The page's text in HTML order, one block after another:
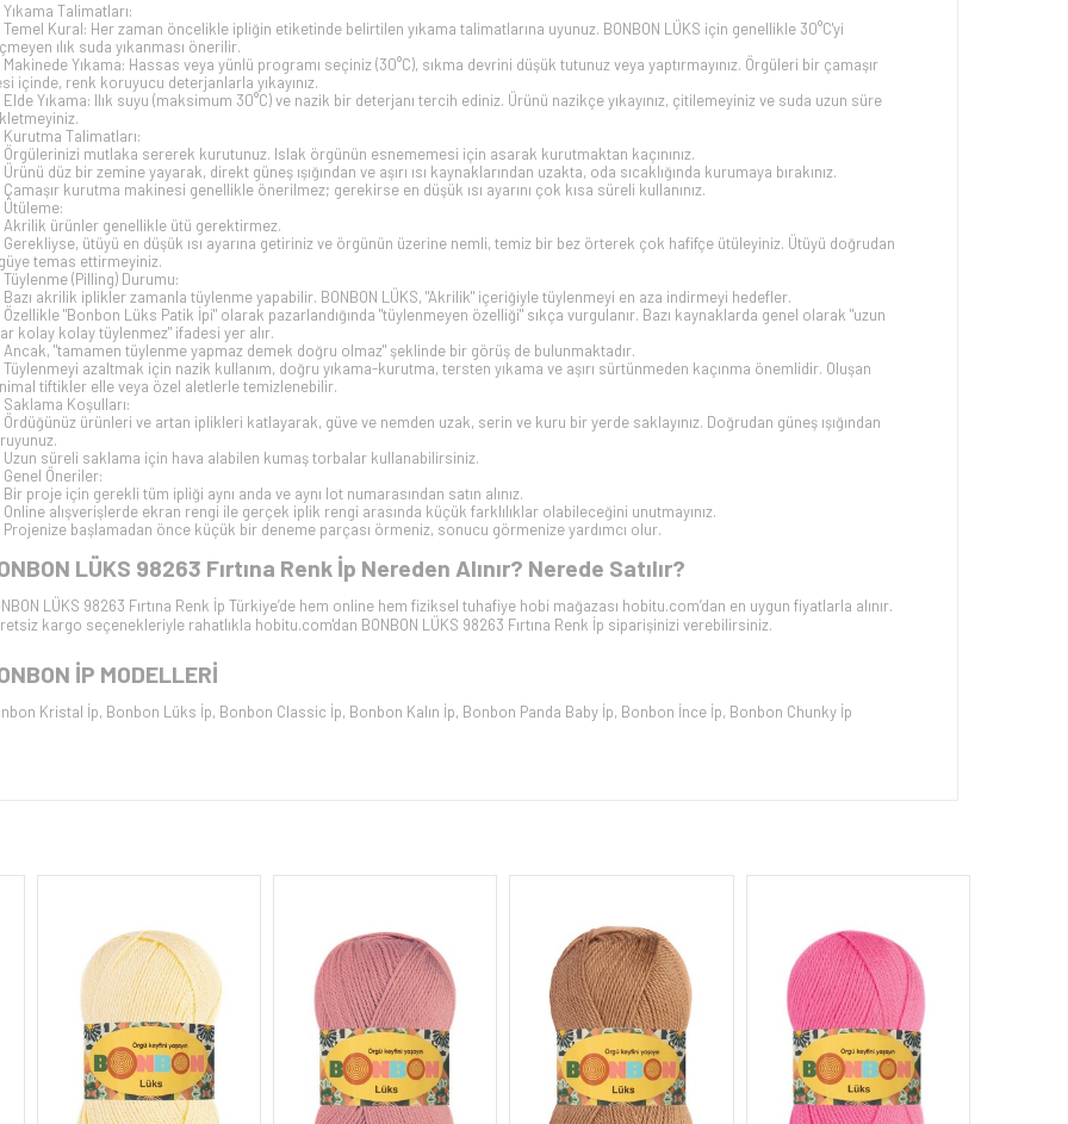
Yıkama Talimatları:
Temel Kural: Her zaman öncelikle ipliğin etiketinde belirtilen yıkama talimatlarına uyunuz. BONBON LÜKS için genellikle 30°C'yi
ılık suda yıkanması önerilir.
Makinede Yıkama: Hassas veya yünlü programı seçiniz (30°C), sıkma devrini düşük tutunuz veya yaptırmayınız. Örgüleri bir çamaşır
içinde, renk koruyucu deterjanlarla yıkayınız.
Elde Yıkama: Ilık suyu (maksimum 30°C) ve nazik bir deterjanı tercih ediniz. Ürünü nazikçe yıkayınız, çitilemeyiniz ve suda uzun süre
Kurutma Talimatları:
Örgülerinizi mutlaka sererek kurutunuz. Islak örgünün esnememesi için asarak kurutmaktan kaçınınız.
Ürünü düz bir zemine yayarak, direkt güneş ışığından ve aşırı ısı kaynaklarından uzakta, oda sıcaklığında kurumaya bırakınız.
Çamaşır kurutma makinesi genellikle önerilmez; gerekirse en düşük ısı ayarını çok kısa süreli kullanınız.
Ütüleme:
Akrilik ürünler genellikle ütü gerektirmez.
Gerekliyse, ütüyü en düşük ısı ayarına getiriniz ve örgünün üzerine nemli, temiz bir bez örterek çok hafifçe ütüleyiniz. Ütüyü doğrudan
temas ettirmeyiniz.
Tüylenme (Pilling) Durumu:
Bazı akrilik iplikler zamanla tüylenme yapabilir. BONBON LÜKS, "Akrilik" içeriğiyle tüylenmeyi en aza indirmeyi hedefler.
Özellikle "Bonbon Lüks Patik İpi" olarak pazarlandığında "tüylenmeyen özelliği" sıkça vurgulanır. Bazı kaynaklarda genel olarak "uzun
kolay kolay tüylenmez" ifadesi yer alır.
Ancak, "tamamen tüylenme yapmaz demek doğru olmaz" şeklinde bir görüş de bulunmaktadır.
Tüylenmeyi azaltmak için nazik kullanım, doğru yıkama-kurutma, tersten yıkama ve aşırı sürtünmeden kaçınma önemlidir. Oluşan
tiftikler elle veya özel aletlerle temizlenebilir.
Saklama Koşulları:
Ördüğünüz ürünleri ve artan iplikleri katlayarak, güve ve nemden uzak, serin ve kuru bir yerde saklayınız. Doğrudan güneş ışığından
Uzun süreli saklama için hava alabilen kumaş torbalar kullanabilirsiniz.
Genel Öneriler:
Bir proje için gerekli tüm ipliği aynı anda ve aynı lot numarasından satın alınız.
Online alışverişlerde ekran rengi ile gerçek iplik rengi arasında küçük farklılıklar olabileceğini unutmayınız.
Projenize başlamadan önce küçük bir deneme parçası örmeniz, sonucu görmenize yardımcı olur.
LÜKS 98263 Fırtına Renk İp Nereden Alınır? Nerede Satılır?
LÜKS 98263 Fırtına Renk İp Türkiye’de hem online hem fiziksel tuhafiye hobi mağazası hobitu.com’dan en uygun fiyatlarla alınır.
kargo seçenekleriyle rahatlıkla hobitu.com'dan BONBON LÜKS 98263 Fırtına Renk İp siparişinizi verebilirsiniz.
İP MODELLERİ
Kristal İp, Bonbon Lüks İp, Bonbon Classic İp, Bonbon Kalın İp, Bonbon Panda Baby İp, Bonbon İnce İp, Bonbon Chunky İp